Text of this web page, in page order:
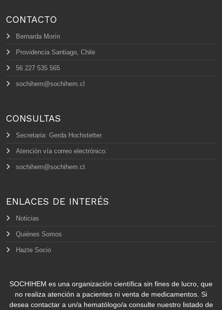
CONTACTO
Bernarda Morín
Providencia Santiago, Chile
56 227 535 565
sochihem@sochihem.cl
CONSULTAS
Secretaria: Gerda Hochstetter.
Atención vía correo electrónico:
sochihem@sochihem.cl.
ENLACES DE INTERÉS
Noticias
Quiénes Somos
Hazte Socio
SOCHIHEM es una organización científica sin fines de lucro, que
no realiza atención a pacientes ni venta de medicamentos. Si
desea contactar a un/a hematólogo/a consulte nuestro listado de